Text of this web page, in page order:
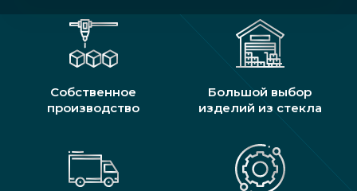
Собственное
производство
Большой выбор
изделий из стекла